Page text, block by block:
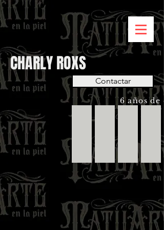
CHARLY ROXS
Contactar
6 años de